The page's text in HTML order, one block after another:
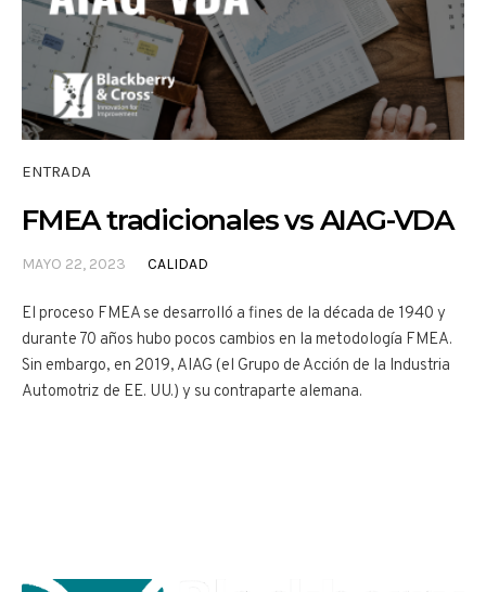
ENTRADA
FMEA tradicionales vs AIAG-VDA
MAYO 22, 2023 CALIDAD
El proceso FMEA se desarrolló a fines de la década de 1940 y
durante 70 años hubo pocos cambios en la metodología FMEA.
Sin embargo, en 2019, AIAG (el Grupo de Acción de la Industria
Automotriz de EE. UU.) y su contraparte alemana.